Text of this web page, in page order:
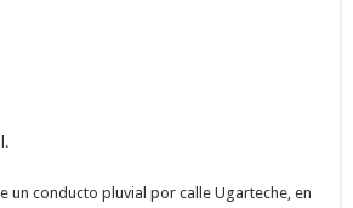
un conducto pluvial por calle Ugarteche, en